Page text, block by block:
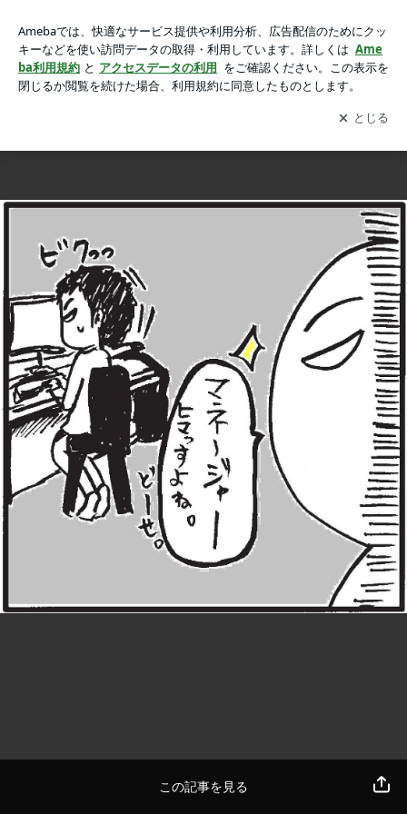
画像 29枚中24枚目
2018年、明けましておめでとうございます（←遅ッッ！）
この記事を見る